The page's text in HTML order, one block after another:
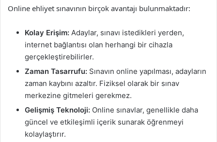
Online ehliyet sınavının birçok avantajı bulunmaktadır:
Kolay Erişim: Adaylar, sınavı istedikleri yerden,
internet bağlantısı olan herhangi bir cihazla
gerçekleştirebilirler.
Zaman Tasarrufu: Sınavın online yapılması, adayların
zaman kaybını azaltır. Fiziksel olarak bir sınav
merkezine gitmeleri gerekmez.
Gelişmiş Teknoloji: Online sınavlar, genellikle daha
güncel ve etkileşimli içerik sunarak öğrenmeyi
kolaylaştırır.